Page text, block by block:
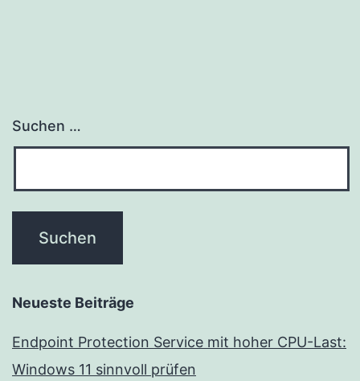
Suchen …
Neueste Beiträge
Endpoint Protection Service mit hoher CPU-Last:
Windows 11 sinnvoll prüfen